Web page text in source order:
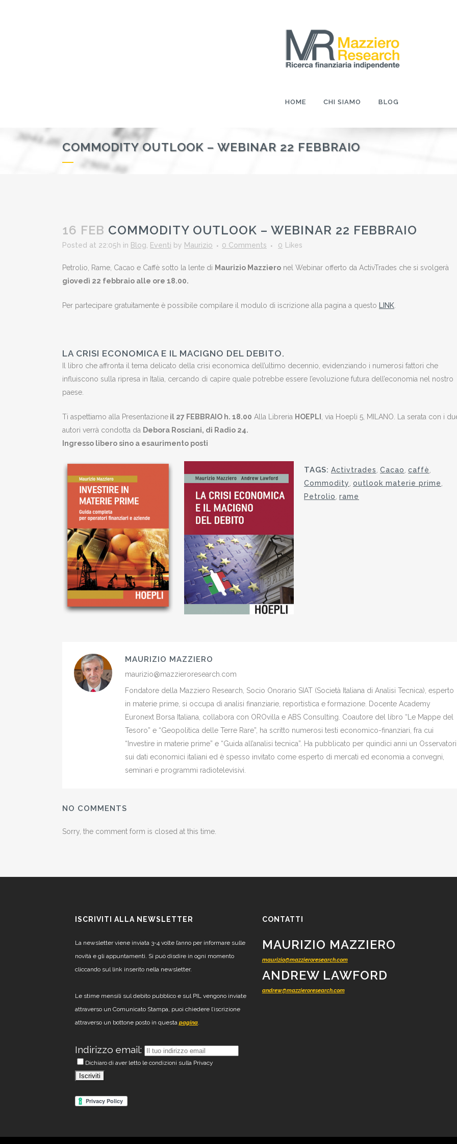
HOME CHI SIAMO BLOG
COMMODITY OUTLOOK – WEBINAR 22 FEBBRAIO
16 FEB COMMODITY OUTLOOK – WEBINAR 22 FEBBRAIO
Posted at 22:05h in Blog Eventi by Maurizio 0 Comments 0 Likes
Petrolio, Rame, Cacao e Caffè sotto la lente di Maurizio Mazziero nel Webinar offerto da ActivTrades che si svolgerà
giovedì 22 febbraio alle ore 18.00.
Per partecipare gratuitamente è possibile compilare il modulo di iscrizione alla pagina a questo LINK
LA CRISI ECONOMICA E IL MACIGNO DEL DEBITO.
Il libro che affronta il tema delicato della crisi economica dell’ultimo decennio, evidenziando i numerosi fattori che
influiscono sulla ripresa in Italia, cercando di capire quale potrebbe essere l’evoluzione futura dell’economia nel nostro
paese.
Ti aspettiamo alla Presentazione il 27 FEBBRAIO h. 18.00 Alla Libreria HOEPLI
, via Hoepli 5, MILANO. La serata con i
autori verrà condotta da Debora Rosciani, di Radio 24.
Ingresso libero sino a esaurimento posti
TAGS: Activtrades Cacao caffè
Commodity outlook materie prime
Petrolio rame
MAURIZIO MAZZIERO
maurizio@mazzieroresearch.com
Fondatore della Mazziero Research, Socio Onorario SIAT (Società Italiana di Analisi Tecnica), esperto
in materie prime, si occupa di analisi finanziarie, reportistica e formazione. Docente Academy
Euronext Borsa Italiana, collabora con OROvilla e ABS Consulting. Coautore del libro “Le Mappe del
Tesoro” e “Geopolitica delle Terre Rare”, ha scritto numerosi testi economico-finanziari, fra cui
“Investire in materie prime” e “Guida all’analisi tecnica”. Ha pubblicato per quindici anni un
sui dati economici italiani ed è spesso invitato come esperto di mercati ed economia a convegni,
seminari e programmi radiotelevisivi.
NO COMMENTS
Sorry, the comment form is closed at this time.
ISCRIVITI ALLA NEWSLETTER
La newsletter viene inviata 3-4 volte l’anno per informare sulle
novità e gli appuntamenti. Si può disdire in ogni momento
cliccando sul link inserito nella newsletter.
Le stime mensili sul debito pubblico e sul PIL vengono inviate
attraverso un Comunicato Stampa, puoi chiedere l’iscrizione
attraverso un bottone posto in questa pagina.
Indirizzo email:
Dichiaro di aver letto le condizioni sulla Privacy
CONTATTI
MAURIZIO MAZZIERO
maurizio@mazzieroresearch.com
ANDREW LAWFORD
andrew@mazzieroresearch.com